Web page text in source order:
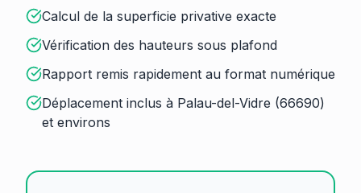
Calcul de la superficie privative exacte
Vérification des hauteurs sous plafond
Rapport remis rapidement au format numérique
Déplacement inclus à Palau-del-Vidre (66690)
et environs